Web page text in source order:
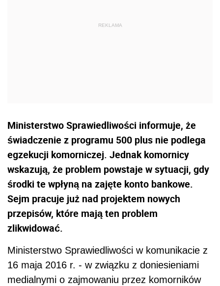
Ministerstwo Sprawiedliwości informuje, że
świadczenie z programu 500 plus nie podlega
egzekucji komorniczej. Jednak komornicy
wskazują, że problem powstaje w sytuacji, gdy
środki te wpłyną na zajęte konto bankowe.
Sejm pracuje już nad projektem nowych
przepisów, które mają ten problem
zlikwidować.
Ministerstwo Sprawiedliwości w komunikacie z
16 maja 2016 r. - w związku z doniesieniami
medialnymi o zajmowaniu przez komorników